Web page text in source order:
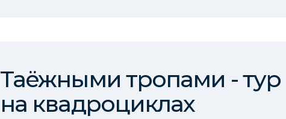
Таёжными тропами - тур
на квадроциклах